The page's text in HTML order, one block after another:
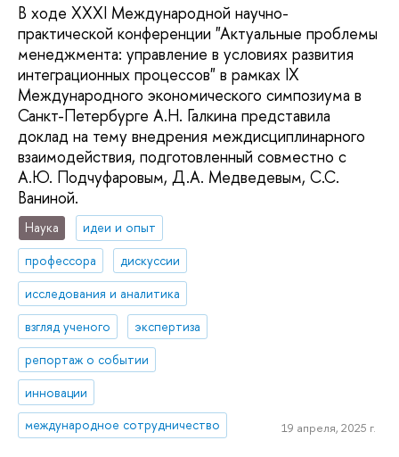
В ходе XXXI Международной научно-
практической конференции "Актуальные проблемы
менеджмента: управление в условиях развития
интеграционных процессов" в рамках IX
Международного экономического симпозиума в
Санкт-Петербурге А.Н. Галкина представила
доклад на тему внедрения междисциплинарного
взаимодействия, подготовленный совместно с
А.Ю. Подчуфаровым, Д.А. Медведевым, С.С.
Ваниной.
Наука
идеи и опыт
профессора
дискуссии
исследования и аналитика
взгляд ученого
экспертиза
репортаж о событии
инновации
международное сотрудничество
19 апреля, 2025 г.